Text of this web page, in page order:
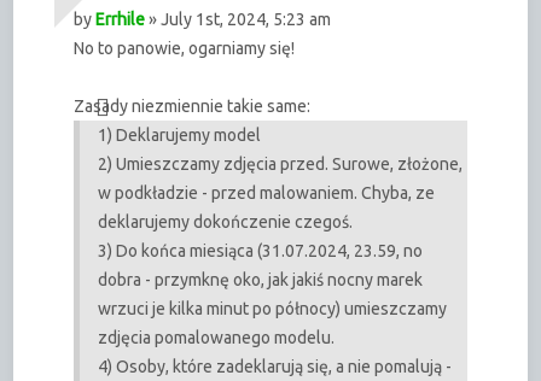
byErrhile» July 1st, 2024, 5:23 am
No to panowie, ogarniamy się!
Zasady niezmiennie takie same:
1) Deklarujemy model
2) Umieszczamy zdjęcia przed. Surowe, złożone,
w podkładzie - przed malowaniem. Chyba, ze
deklarujemy dokończenie czegoś.
3) Do końca miesiąca (31.07.2024, 23.59, no
dobra - przymknę oko, jak jakiś nocny marek
wrzuci je kilka minut po północy) umieszczamy
zdjęcia pomalowanego modelu.
4) Osoby, które zadeklarują się, a nie pomalują -